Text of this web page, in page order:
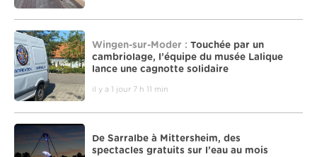
Wingen-sur-Moder : Touchée par un
cambriolage, l’équipe du musée Lalique
lance une cagnotte solidaire
il y a 1 jour 7 h 11 min
De Sarralbe à Mittersheim, des
spectacles gratuits sur l’eau au mois